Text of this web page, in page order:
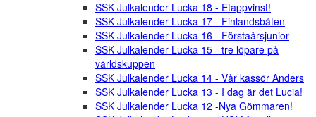
SSK Julkalender Lucka 18 - Etappvinst!
SSK Julkalender Lucka 17 - Finlandsbåten
SSK Julkalender Lucka 16 - Förstaårsjunior
SSK Julkalender Lucka 15 - tre löpare på
världskuppen
SSK Julkalender Lucka 14 - Vår kassör Anders
SSK Julkalender Lucka 13 - I dag är det Lucia!
SSK Julkalender Lucka 12 -Nya Gömmaren!